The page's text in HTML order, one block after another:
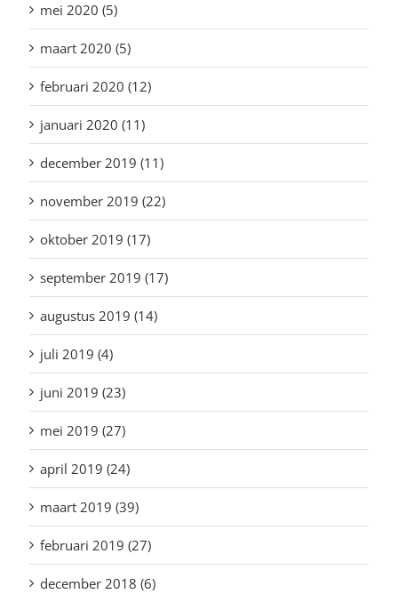
mei 2020 (5)
maart 2020 (5)
februari 2020 (12)
januari 2020 (11)
december 2019 (11)
november 2019 (22)
oktober 2019 (17)
september 2019 (17)
augustus 2019 (14)
juli 2019 (4)
juni 2019 (23)
mei 2019 (27)
april 2019 (24)
maart 2019 (39)
februari 2019 (27)
december 2018 (6)